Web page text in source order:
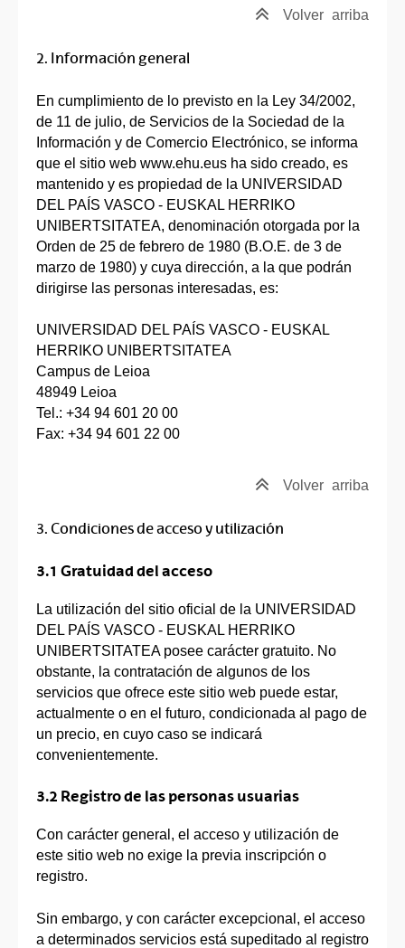
Volver arriba
2. Información general
En cumplimiento de lo previsto en la Ley 34/2002,
de 11 de julio, de Servicios de la Sociedad de la
Información y de Comercio Electrónico, se informa
que el sitio web www.ehu.eus ha sido creado, es
mantenido y es propiedad de la UNIVERSIDAD
DEL PAÍS VASCO - EUSKAL HERRIKO
UNIBERTSITATEA, denominación otorgada por la
Orden de 25 de febrero de 1980 (B.O.E. de 3 de
marzo de 1980) y cuya dirección, a la que podrán
dirigirse las personas interesadas, es:
UNIVERSIDAD DEL PAÍS VASCO - EUSKAL
HERRIKO UNIBERTSITATEA
Campus de Leioa
48949 Leioa
Tel.: +34 94 601 20 00
Fax: +34 94 601 22 00
Volver arriba
3. Condiciones de acceso y utilización
3.1 Gratuidad del acceso
La utilización del sitio oficial de la UNIVERSIDAD
DEL PAÍS VASCO - EUSKAL HERRIKO
UNIBERTSITATEA posee carácter gratuito. No
obstante, la contratación de algunos de los
servicios que ofrece este sitio web puede estar,
actualmente o en el futuro, condicionada al pago de
un precio, en cuyo caso se indicará
convenientemente.
3.2 Registro de las personas usuarias
Con carácter general, el acceso y utilización de
este sitio web no exige la previa inscripción o
registro.
Sin embargo, y con carácter excepcional, el acceso
a determinados servicios está supeditado al registro